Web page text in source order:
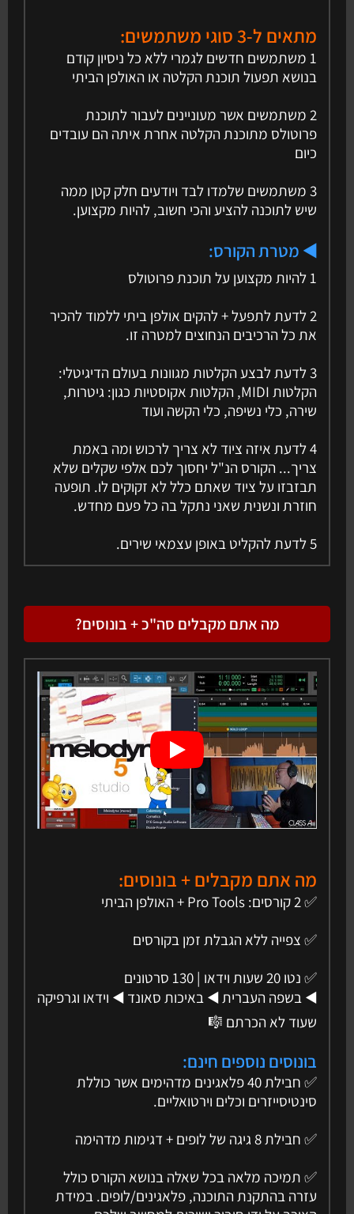
מתאים ל-3 סוגי משתמשים:
1 משתמשים חדשים לגמרי ללא כל ניסיון קודם
בנושא תפעול תוכנת הקלטה או האולפן הביתי
2 משתמשים אשר מעוניינים לעבור לתוכנת
פרוטולס מתוכנת הקלטה אחרת איתה הם עובדים
כיום
3 משתמשים שלמדו לבד ויודעים חלק קטן ממה
שיש לתוכנה להציע והכי חשוב, להיות מקצוען.
◀️ מטרת הקורס:
1 להיות מקצוען על תוכנת פרוטולס
2 לדעת לתפעל + להקים אולפן ביתי ללמוד להכיר
את כל הרכיבים הנחוצים למטרה זו.
3 לדעת לבצע הקלטות מגוונות בעולם הדיגיטלי:
הקלטות MIDI, הקלטות אקוסטיות כגון: גיטרות,
שירה, כלי נשיפה, כלי הקשה ועוד
4 לדעת איזה ציוד לא צריך לרכוש ומה באמת
צריך... הקורס הנ"ל יחסוך לכם אלפי שקלים שלא
תבזבזו על ציוד שאתם כלל לא זקוקים לו. תופעה
חוזרת ונשנית שאני נתקל בה כל פעם מחדש.
5 לדעת להקליט באופן עצמאי שירים.
מה אתם מקבלים סה"כ + בונוסים?
מה אתם מקבלים + בונוסים:
✅ 2 קורסים: Pro Tools + האולפן הביתי
✅ צפייה ללא הגבלת זמן בקורסים
✅ נטו 20 שעות וידאו | 130 סרטונים
◀️ בשפה העברית ◀️ באיכות סאונד ◀️ וידאו וגרפיקה
שעוד לא הכרתם 🎼
בונוסים נוספים חינם:
✅ חבילת 40 פלאגינים מדהימים אשר כוללת
סינטיסייזרים וכלים וירטואליים.
✅ חבילת 8 גיגה של לופים + דגימות מדהימה
✅ תמיכה מלאה בכל שאלה בנושא הקורס כולל
עזרה בהתקנת התוכנה, פלאגינים/לופים. במידת